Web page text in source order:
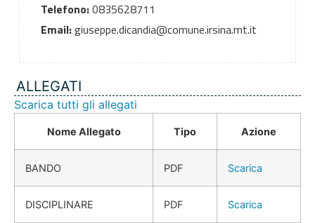
Telefono:0835628711
Email:giuseppe.dicandia@comune.irsina.mt.it
ALLEGATI
Scarica tutti gli allegati
Nome Allegato Tipo Azione
BANDO PDF Scarica
DISCIPLINARE PDF Scarica